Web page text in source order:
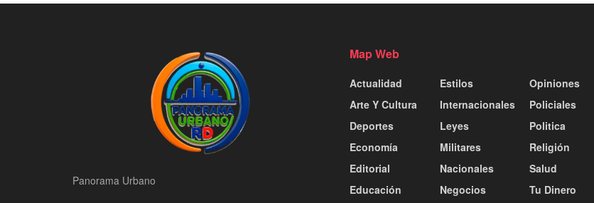
Panorama Urbano
Map Web
Actualidad
Arte Y Cultura
Deportes
Economía
Editorial
Educación
Estilos
Internacionales
Leyes
Militares
Nacionales
Negocios
Opiniones
Policiales
Politica
Religión
Salud
Tu Dinero